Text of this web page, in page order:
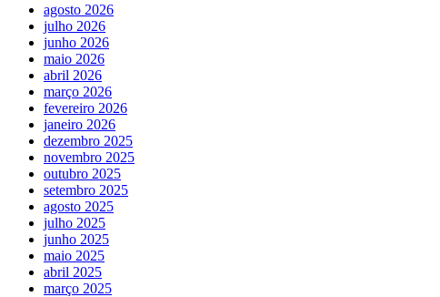
agosto 2026
julho 2026
junho 2026
maio 2026
abril 2026
março 2026
fevereiro 2026
janeiro 2026
dezembro 2025
novembro 2025
outubro 2025
setembro 2025
agosto 2025
julho 2025
junho 2025
maio 2025
abril 2025
março 2025